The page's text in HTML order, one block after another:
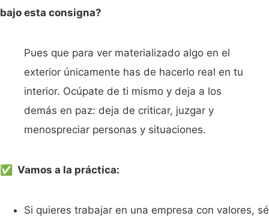
bajo esta consigna?
Pues que para ver materializado algo en el
exterior únicamente has de hacerlo real en tu
interior. Ocúpate de ti mismo y deja a los
demás en paz: deja de criticar, juzgar y
menospreciar personas y situaciones.
✅ Vamos a la práctica:
Si quieres trabajar en una empresa con valores, sé